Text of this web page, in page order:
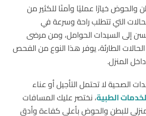
والحوض خيارًا عمليًا وآمنًا للكثير من
التي تتطلب راحة وسرعة في
إلى السيدات الحوامل، ومن مرضى
الطارئة، يوفر هذا النوع من الفحص
المنزل.
الصحية لا تحتمل التأجيل أو عناء
الطبية، نختصر عليك المسافات
للبطن والحوض بأعلى كفاءة وأدق